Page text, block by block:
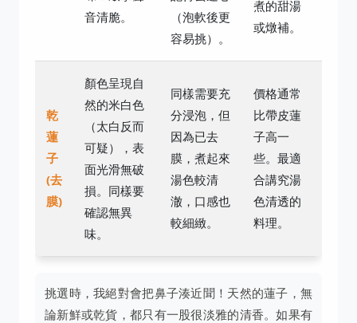
音清脆。
（泡軟後更
容易挑）。
煮的甜湯
或燉補。
乾
蓮
子
(去
膜)
顏色呈現自
然的米白色
（太白反而
可疑），表
面光滑無破
損。同樣要
確認無異
味。
同樣需要充
分浸泡，但
因為已去
膜，煮起來
湯色較清
澈，口感也
較細緻。
價格通常
比帶皮蓮
子高一
些。最適
合講究湯
色清透的
料理。
挑選時，我絕對會把鼻子湊近聞！天然的蓮子，無
論新鮮或乾貨，都只有一股很淡雅的清香。如果有